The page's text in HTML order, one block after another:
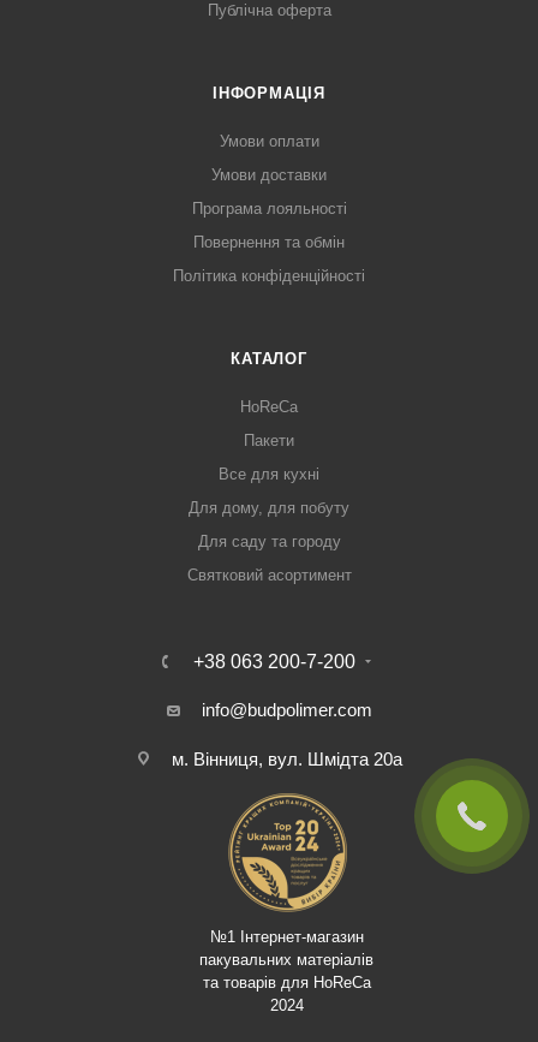
Публічна оферта
ІНФОРМАЦІЯ
Умови оплати
Умови доставки
Програма лояльності
Повернення та обмін
Політика конфіденційності
КАТАЛОГ
HoReCa
Пакети
Все для кухні
Для дому, для побуту
Для саду та городу
Святковий асортимент
+38 063 200-7-200
info@budpolimer.com
м. Вінниця, вул. Шмідта 20а
№1 Інтернет-магазин
пакувальних матеріалів
та товарів для HoReCa
2024